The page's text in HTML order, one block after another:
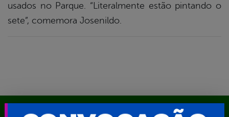
usados no Parque. “Literalmente estão pintando o
sete”, comemora Josenildo.